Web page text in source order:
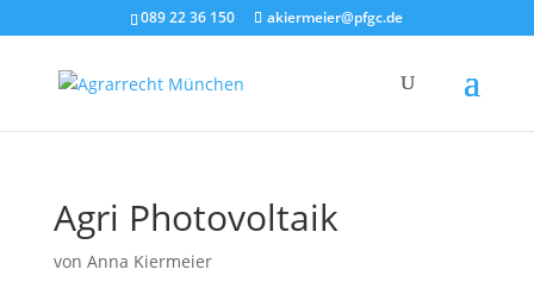
089 22 36 150 akiermeier@pfgc.de
Agri Photovoltaik
von Anna Kiermeier